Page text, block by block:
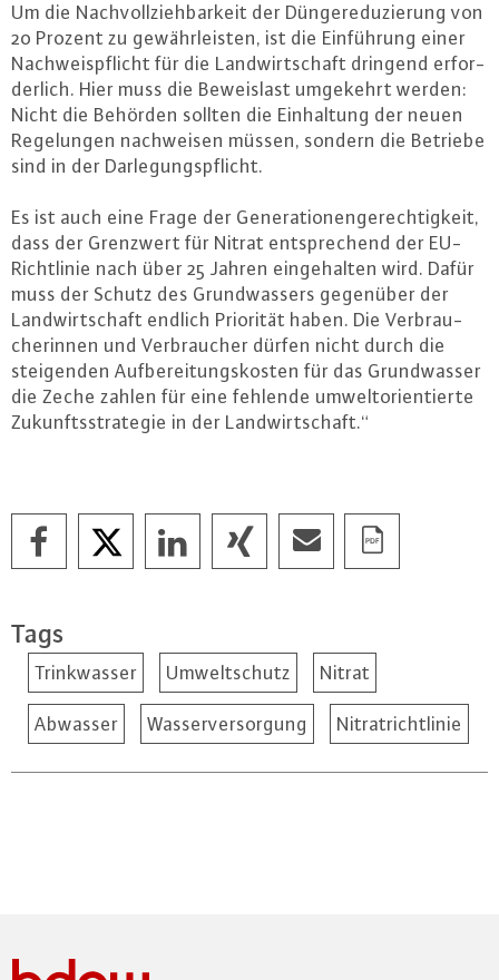
Um die Nach­voll­zieh­bar­keit der Dün­ge­re­du­zie­rung von
20 Prozent zu ge­währ­leis­ten, ist die Ein­füh­rung einer
Nach­weis­pflicht für die Land­wirt­schaft dringend er­for­
der­lich. Hier muss die Be­weis­last umgekehrt werden:
Nicht die Behörden sollten die Ein­hal­tung der neuen
Re­ge­lun­gen nach­wei­sen müssen, sondern die Betriebe
sind in der Dar­le­gungs­pflicht.
Es ist auch eine Frage der Ge­ne­ra­tio­nen­ge­rech­tig­keit,
dass der Grenzwert für Nitrat ent­spre­chend der EU-
Richt­li­nie nach über 25 Jahren ein­ge­hal­ten wird. Dafür
muss der Schutz des Grund­was­sers gegenüber der
Land­wirt­schaft endlich Priorität haben. Die Ver­brau­
che­rin­nen und Ver­brau­cher dürfen nicht durch die
stei­gen­den Auf­be­rei­tungs­kos­ten für das Grund­was­ser
die Zeche zahlen für eine fehlende um­welt­ori­en­tier­te
Zu­kunfts­stra­te­gie in der Land­wirt­schaft.“
Tags
Trinkwasser Umweltschutz Nitrat
Abwasser Wasserversorgung Nitratrichtlinie